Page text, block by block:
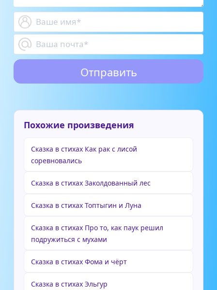
Похожие произведения
Сказка в стихах Как рак с лисой
соревновались
Сказка в стихах Заколдованный лес
Сказка в стихах Топтыгин и Луна
Сказка в стихах Про то, как паук решил
подружиться с мухами
Сказка в стихах Фома и чёрт
Сказка в стихах Эльгур